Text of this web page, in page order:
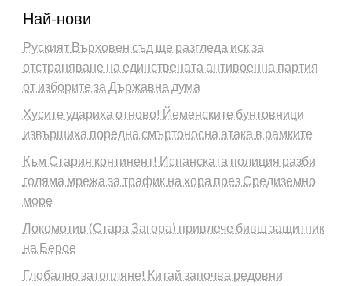
Най-нови
Руският Върховен съд ще разгледа иск за
отстраняване на единствената антивоенна партия
от изборите за Държавна дума
Хусите удариха отново! Йеменските бунтовници
извършиха поредна смъртоносна атака в рамките
Към Стария континент! Испанската полиция разби
голяма мрежа за трафик на хора през Средиземно
море
Локомотив (Стара Загора) привлече бивш защитник
на Берое
Глобално затопляне! Китай започва редовни